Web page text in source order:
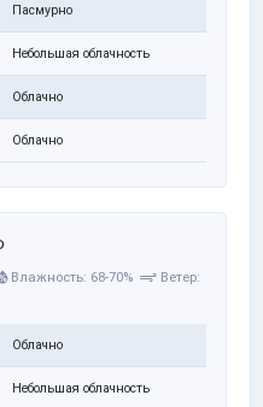
Пасмурно
Небольшая облачность
Облачно
Облачно
Влажность: 68-70%
Ветер:
Облачно
Небольшая облачность